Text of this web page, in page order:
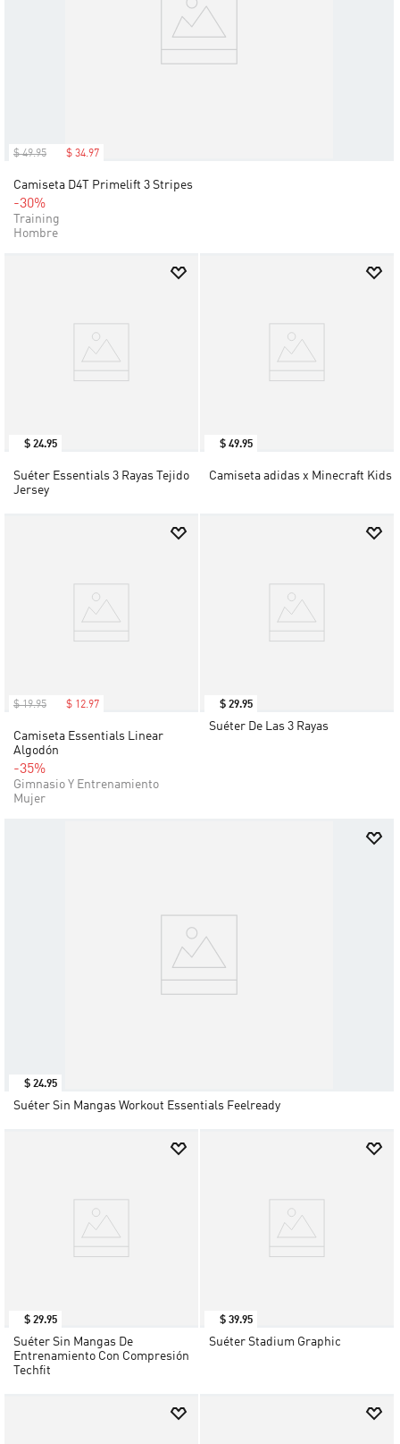
$ 49.95 $ 34.97
Camiseta D4T Primelift 3 Stripes
-30%
Training
Hombre
$ 24.95
Suéter Essentials 3 Rayas Tejido
Jersey
$ 49.95
Camiseta adidas x Minecraft Kids
$ 19.95 $ 12.97
Camiseta Essentials Linear
Algodón
-35%
Gimnasio Y Entrenamiento
Mujer
$ 29.95
Suéter De Las 3 Rayas
$ 24.95
Suéter Sin Mangas Workout Essentials Feelready
$ 29.95
Suéter Sin Mangas De
Entrenamiento Con Compresión
Techfit
$ 39.95
Suéter Stadium Graphic